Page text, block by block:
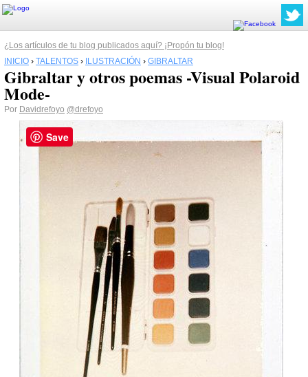
¿Los artículos de tu blog publicados aquí? ¡Propón tu blog!
INICIO › TALENTOS › ILUSTRACIÓN › GIBRALTAR
Gibraltar y otros poemas -Visual Polaroid
Mode-
Por Davidrefoyo @drefoyo
Save